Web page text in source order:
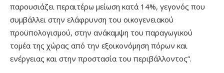
παρουσιάζει περαιτέρω μείωση κατά 14%, γεγονός που
συμβάλλει στην ελάφρυνση του οικογενειακού
προϋπολογισμού, στην ανάκαμψη του παραγωγικού
τομέα της χώρας από την εξοικονόμηση πόρων και
ενέργειας και στην προστασία του περιβάλλοντος”.